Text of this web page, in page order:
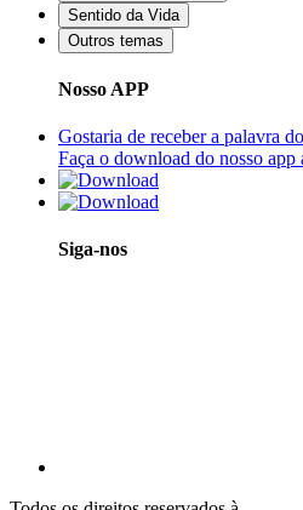
Sentido da Vida
Outros temas
Nosso APP
Gostaria de receber a palavra
Faça o download do nosso app
Siga-nos